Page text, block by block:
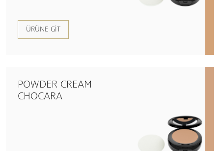
ÜRÜNE GIT
POWDER CREAM
CHOCARA